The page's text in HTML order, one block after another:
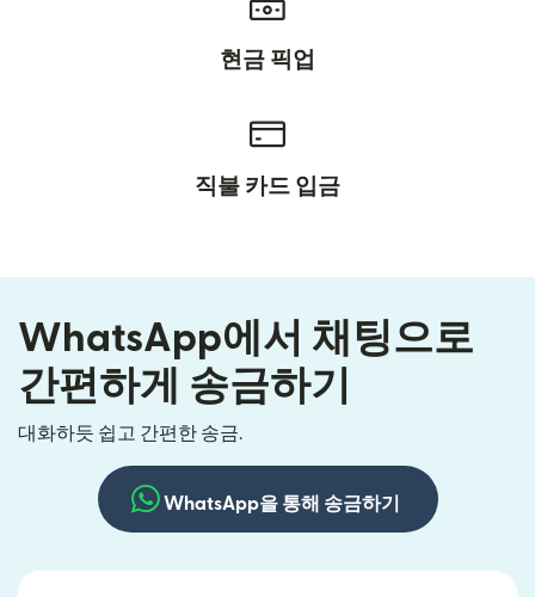
현금 픽업
직불 카드 입금
WhatsApp에서 채팅으로
간편하게 송금하기
대화하듯 쉽고 간편한 송금.
WhatsApp을 통해 송금하기